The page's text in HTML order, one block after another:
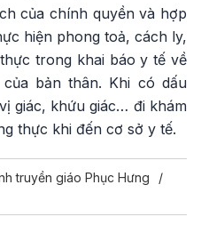
của chính quyền và hợp
hiện phong toả, cách ly,
trong khai báo y tế về
bản thân. Khi có dấu
giác, khứu giác… đi khám
thực khi đến cơ sở y tế.
truyền giáo Phục Hưng